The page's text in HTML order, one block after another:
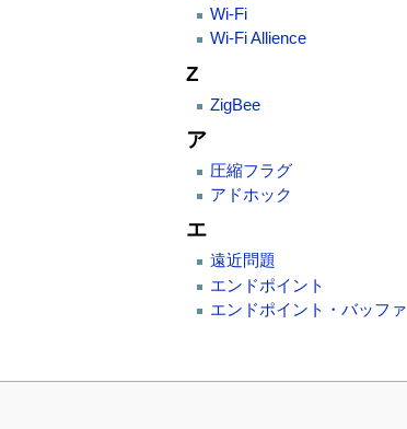
Wi-Fi
Wi-Fi Allience
Z
ZigBee
ア
圧縮フラグ
アドホック
エ
遠近問題
エンドポイント
エンドポイント・バッファ